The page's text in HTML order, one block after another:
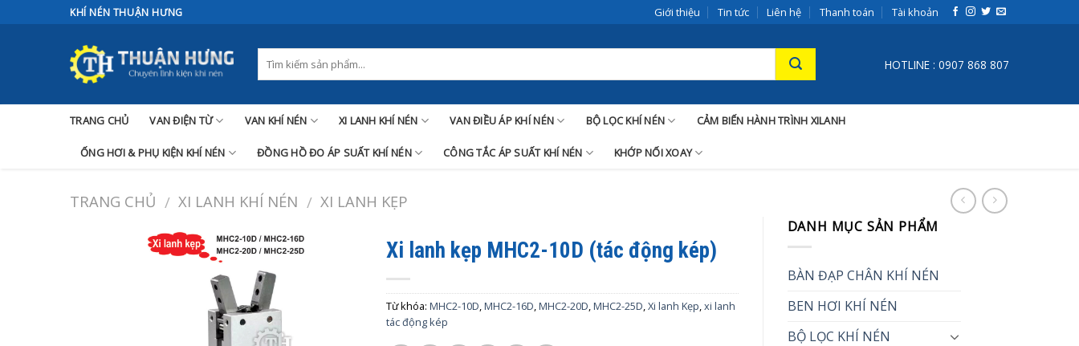
to
KHÍ NÉN THUẬN HƯNG Giới thiệu Tin tức Liên hệ Thanh toán Tài khoản
HOTLINE : 0907 868 807
TRANG CHỦ VAN ĐIỆN TỪ VAN KHÍ NÉN XI LANH KHÍ NÉN VAN ĐIỀU ÁP KHÍ NÉN BỘ LỌC KHÍ NÉN CẢM BIẾN HÀNH TRÌNH XILANH
ỐNG HƠI & PHỤ KIỆN KHÍ NÉN ĐỒNG HỒ ĐO ÁP SUẤT KHÍ NÉN CÔNG TẮC ÁP SUẤT KHÍ NÉN KHỚP NỐI XOAY
TRANG CHỦ / XI LANH KHÍ NÉN / XI LANH KẸP
Xi lanh kẹp MHC2-10D (tác động kép)
Từ khóa:MHC2-10D,MHC2-16D,MHC2-20D,MHC2-25D,Xi lanh Kẹp,xi lanh
tác động kép
DANH MỤC SẢN PHẨM
BÀN ĐẠP CHÂN KHÍ NÉN
BEN HƠI KHÍ NÉN
BỘ LỌC KHÍ NÉN